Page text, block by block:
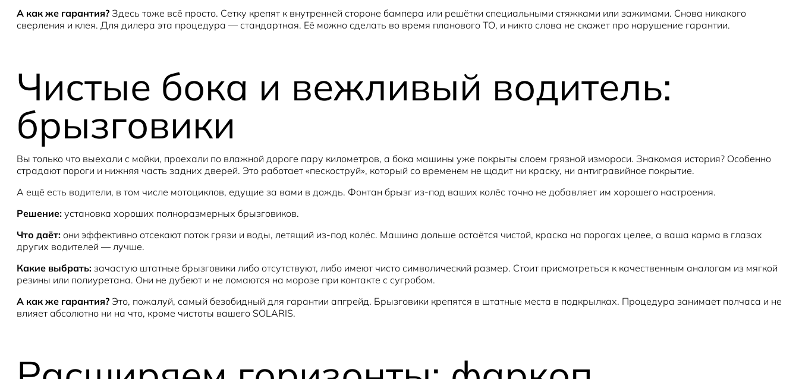
А как же гарантия? Здесь тоже всё просто. Сетку крепят к внутренней стороне бампера или решётки специальными стяжками или зажимами. Снова никакого
сверления и клея. Для дилера эта процедура — стандартная. Её можно сделать во время планового ТО, и никто слова не скажет про нарушение гарантии.
Чистые бока и вежливый водитель:
брызговики
Вы только что выехали с мойки, проехали по влажной дороге пару километров, а бока машины уже покрыты слоем грязной измороси. Знакомая история? Особенно
страдают пороги и нижняя часть задних дверей. Это работает «пескоструй», который со временем не щадит ни краску, ни антигравийное покрытие.
А ещё есть водители, в том числе мотоциклов, едущие за вами в дождь. Фонтан брызг из-под ваших колёс точно не добавляет им хорошего настроения.
Решение: установка хороших полноразмерных брызговиков.
Что даёт: они эффективно отсекают поток грязи и воды, летящий из-под колёс. Машина дольше остаётся чистой, краска на порогах целее, а ваша карма в глазах
других водителей — лучше.
Какие выбрать: зачастую штатные брызговики либо отсутствуют, либо имеют чисто символический размер. Стоит присмотреться к качественным аналогам из мягкой
резины или полиуретана. Они не дубеют и не ломаются на морозе при контакте с сугробом.
А как же гарантия? Это, пожалуй, самый безобидный для гарантии апгрейд. Брызговики крепятся в штатные места в подкрылках. Процедура занимает полчаса и не
влияет абсолютно ни на что, кроме чистоты вашего SOLARIS.